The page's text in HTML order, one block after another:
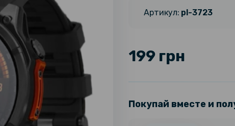
Артикул: pl-3723
199 грн
Покупай вместе и